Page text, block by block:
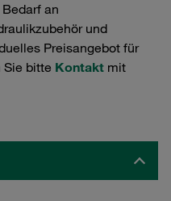
an
und
Preisangebot für
Sie bitte Kontakt mit